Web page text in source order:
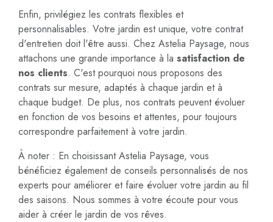
Enfin, privilégiez les contrats flexibles et
personnalisables. Votre jardin est unique, votre contrat
d'entretien doit l'être aussi. Chez Astelia Paysage, nous
attachons une grande importance à la satisfaction de
nos clients. C'est pourquoi nous proposons des
contrats sur mesure, adaptés à chaque jardin et à
chaque budget. De plus, nos contrats peuvent évoluer
en fonction de vos besoins et attentes, pour toujours
correspondre parfaitement à votre jardin.
À noter : En choisissant Astelia Paysage, vous
bénéficiez également de conseils personnalisés de nos
experts pour améliorer et faire évoluer votre jardin au fil
des saisons. Nous sommes à votre écoute pour vous
aider à créer le jardin de vos rêves.